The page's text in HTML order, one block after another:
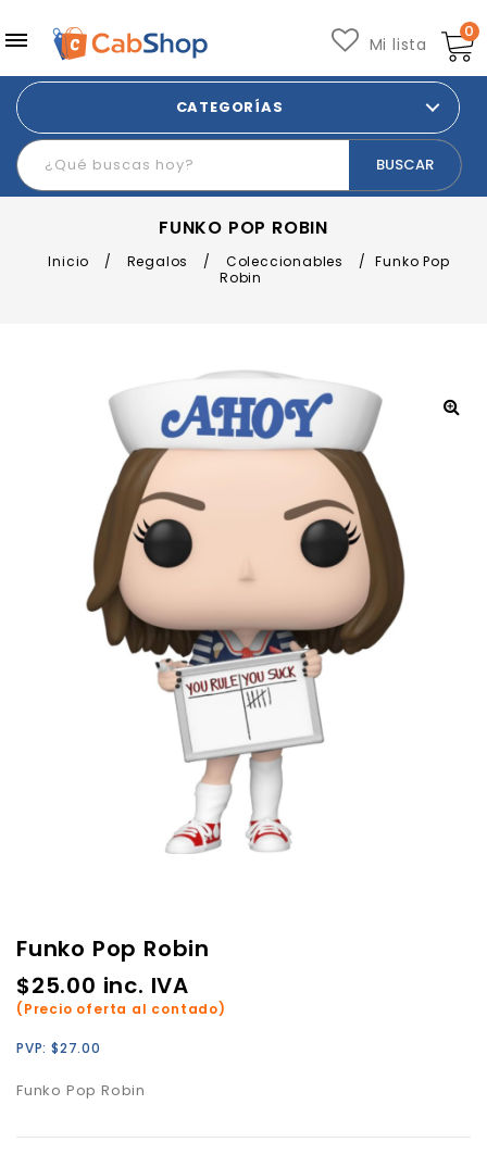
0
Mi lista
CATEGORÍAS
FUNKO POP ROBIN
Inicio / Regalos / Coleccionables /
Funko Pop
Robin
Funko Pop Robin
$25.00 inc. IVA
(Precio oferta al contado)
PVP: $27.00
Funko Pop Robin